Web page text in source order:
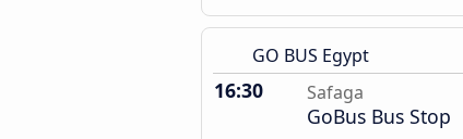
GO BUS Egypt
16:30 Safaga
GoBus Bus Stop